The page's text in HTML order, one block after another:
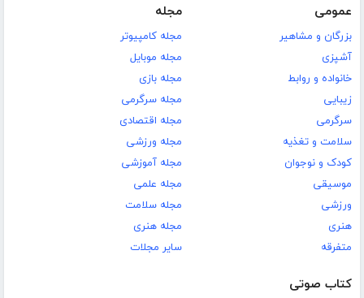
عمومی
بزرگان و مشاهیر
آشپزی
خانواده و روابط
زیبایی
سرگرمی
سلامت و تغذیه
کودک و نوجوان
موسیقی
ورزشی
هنری
متفرقه
مجله
مجله کامپیوتر
مجله موبایل
مجله بازی
مجله سرگرمی
مجله اقتصادی
مجله ورزشی
مجله آموزشی
مجله علمی
مجله سلامت
مجله هنری
سایر مجلات
کتاب صوتی